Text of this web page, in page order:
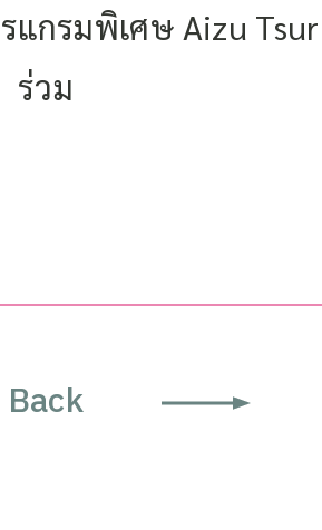
แกรมพิเศษ Aizu
ร่วม
Back